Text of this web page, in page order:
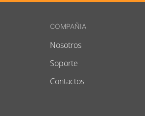
COMPAÑIA
Nosotros
Soporte
Contactos